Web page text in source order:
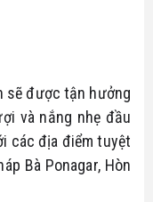
sẽ được tận hưởng
và nắng nhẹ đầu
các địa điểm tuyệt
Bà Ponagar, Hòn